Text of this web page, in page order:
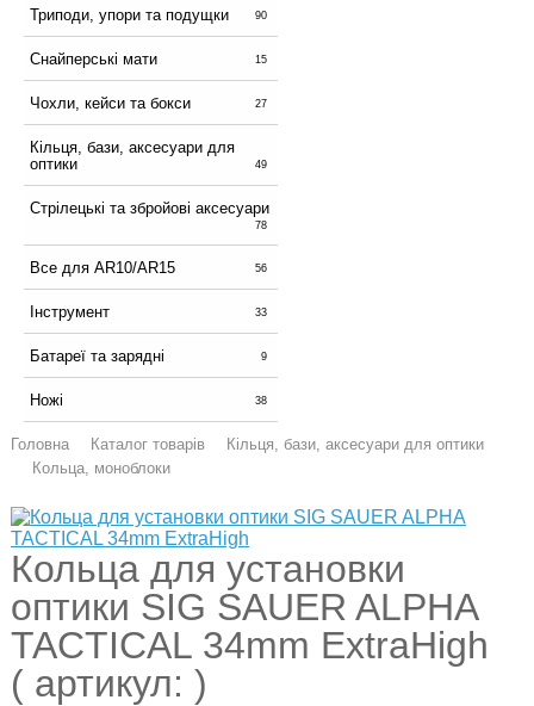
Триподи, упори та подущки 90
Снайперські мати 15
Чохли, кейси та бокси 27
Кільця, бази, аксесуари для
оптики
49
Стрілецькі та збройові аксесуари
78
Все для AR10/AR15 56
Інструмент 33
Батареї та зарядні 9
Ножі 38
Головна Каталог товарів
Кільця, бази, аксесуари для оптики
Кольца, моноблоки
Кольца для установки
оптики SIG SAUER ALPHA
TACTICAL 34mm ExtraHigh
( артикул: )